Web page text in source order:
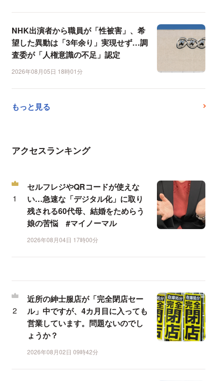
NHK出演者から職員が「性被害」、希
望した異動は「3年余り」実現せず…調
査委が「人権意識の不足」認定
2026年08月05日 18時01分
もっと見る
アクセスランキング
セルフレジやQRコードが使えな
い…急速な「デジタル化」に取り
残される60代母、結婚をためらう
娘の苦悩 #マイノーマル
2026年08月04日 17時00分
近所の紳士服店が「完全閉店セー
ル」中ですが、4カ月目に入っても
営業しています。問題ないのでし
ょうか？
2026年08月02日 09時42分